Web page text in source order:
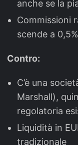
anche se la
Commissioni
scende a
Contro:
C’è una
Marshall),
regolatoria
Liquidità in
tradizionale